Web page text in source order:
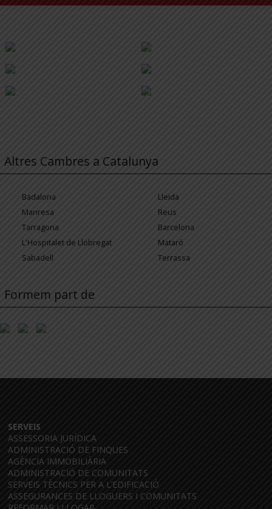
Altres Cambres a Catalunya
Badalona
Lleida
Manresa
Reus
Tarragona
Barcelona
L'Hospitalet de Llobregat
Mataró
Sabadell
Terrassa
Formem part de
SERVEIS
ASSESSORIA JURÍDICA
ADMINISTRACIÓ DE FINQUES
AGÈNCIA IMMOBILIÀRIA
ADMINISTRACIÓ DE COMUNITATS
SERVEIS TÈCNICS PER A L’EDIFICACIÓ
ASSEGURANCES DE LLOGUERS I COMUNITATS